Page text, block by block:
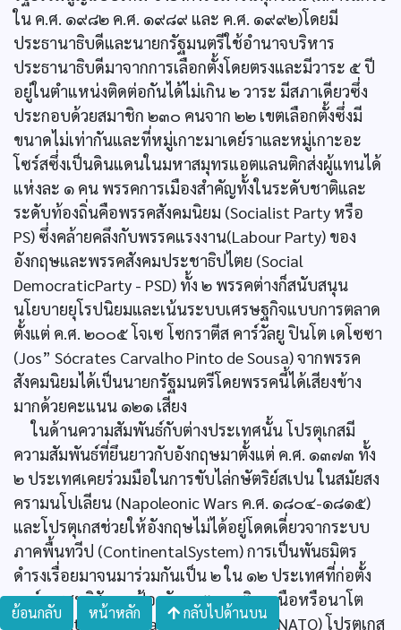
ใน ค.ศ. ๑๙๘๒ ค.ศ. ๑๙๘๙ และ ค.ศ. ๑๙๙๒)โดยมี
ประธานาธิบดีและนายกรัฐมนตรีใช้อำนาจบริหาร
ประธานาธิบดีมาจากการเลือกตั้งโดยตรงและมีวาระ ๕ ปี
อยู่ในตำแหน่งติดต่อกันได้ไม่เกิน ๒ วาระ มีสภาเดียวซึ่ง
ประกอบด้วยสมาชิก ๒๓๐ คนจาก ๒๒ เขตเลือกตั้งซึ่งมี
ขนาดไม่เท่ากันและที่หมู่เกาะมาเดย์ราและหมู่เกาะอะ
โซร์สซึ่งเป็นดินแดนในมหาสมุทรแอตแลนติกส่งผู้แทนได้
แห่งละ ๑ คน พรรคการเมืองสำคัญทั้งในระดับชาติและ
ระดับท้องถิ่นคือพรรคสังคมนิยม (Socialist Party หรือ
PS) ซึ่งคล้ายคลึงกับพรรคแรงงาน(Labour Party) ของ
อังกฤษและพรรคสังคมประชาธิปไตย (Social
DemocraticParty - PSD) ทั้ง ๒ พรรคต่างก็สนับสนุน
นโยบายยุโรปนิยมและเน้นระบบเศรษฐกิจแบบการตลาด
ตั้งแต่ ค.ศ. ๒๐๐๕ โจเซ โซกราตีส คาร์วัลยู ปินโต เดโซซา
(Jos” Sócrates Carvalho Pinto de Sousa) จากพรรค
สังคมนิยมได้เป็นนายกรัฐมนตรีโดยพรรคนี้ได้เสียงข้าง
มากด้วยคะแนน ๑๒๑ เสียง
ในด้านความสัมพันธ์กับต่างประเทศนั้น โปรตุเกสมี
ความสัมพันธ์ที่ยึนยาวกับอังกฤษมาตั้งแต่ ค.ศ. ๑๓๗๓ ทั้ง
๒ ประเทศเคยร่วมมือในการขับไล่กษัตริย์สเปน ในสมัยสง
ครามนโปเลียน (Napoleonic Wars ค.ศ. ๑๘๐๔-๑๘๑๕)
และโปรตุเกสช่วยให้อังกฤษไม่ได้อยู่โดดเดี่ยวจากระบบ
ภาคพื้นทวีป (ContinentalSystem) การเป็นพันธมิตร
ดำรงเรื่อยมาจนมาร่วมกันเป็น ๒ ใน ๑๒ ประเทศที่ก่อตั้ง
องค์การสนธิสัญญาป้องกันแอตแลนติกเหนือหรือนาโต
(North Atlantic TreatyOrganization - NATO) โปรตุเกส
ย้อนกลับ หน้าหลัก กลับไปด้านบน